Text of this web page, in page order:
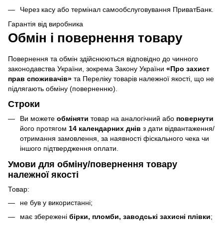
Через касу або термінал самообслуговування ПриватБанк.
Гарантія від виробника
Обмін і повернення товару
Повернення та обмін здійснюються відповідно до чинного
законодавства України, зокрема Закону України «Про захист
прав споживачів» та Переліку товарів належної якості, що не
підлягають обміну (поверненню).
Строки
Ви можете обміняти товар на аналогічний або повернути
його протягом 14 календарних днів з дати відвантаження/
отримання замовлення, за наявності фіскального чека чи
іншого підтвердження оплати.
Умови для обміну/повернення товару
належної якості
Товар:
не був у використанні;
має збережені бірки, пломби, заводські захисні плівки;